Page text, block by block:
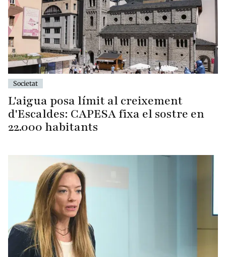
Societat
L'aigua posa límit al creixement
d'Escaldes: CAPESA fixa el sostre en
22.000 habitants